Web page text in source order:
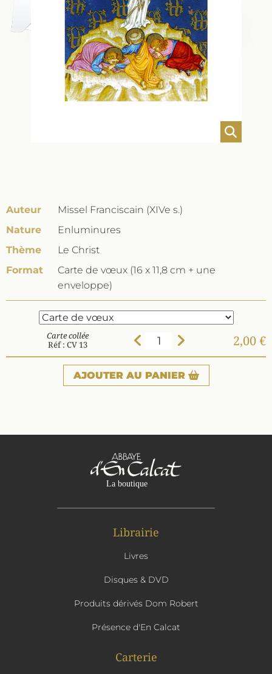
Auteur
Missel Franciscain (XIVe s.)
Nature
Enluminures
Thème
Le Christ
Format
Carte de vœux (16 x 11,8 cm + une
enveloppe)
Carte collée
Réf : CV 13
2,00 €
AJOUTER AU PANIER
Librairie
Livres
Disques & DVD
Produits dérivés Dom Robert
Présence d'En Calcat
Carterie